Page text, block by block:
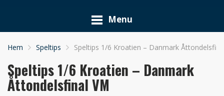
Menu
Hem Speltips Speltips 1/6 Kroatien – Danmark
Speltips 1/6 Kroatien – Danmark
Åttondelsfinal VM